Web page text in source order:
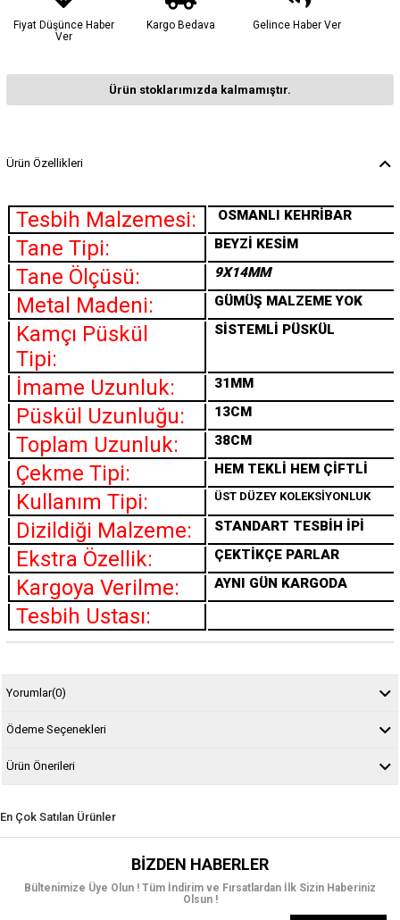
Fiyat Düşünce Haber
Ver
Kargo Bedava Gelince Haber Ver
Ürün stoklarımızda kalmamıştır.
Ürün Özellikleri
Tesbih Malzemesi: OSMANLI KEHRİBAR
Tane Tipi: BEYZİ KESİM
Tane Ölçüsü: 9X14MM
Metal Madeni: GÜMÜŞ MALZEME YOK
Kamçı Püskül
Tipi:
SİSTEMLİ PÜSKÜL
İmame Uzunluk: 31MM
Püskül Uzunluğu: 13CM
Toplam Uzunluk: 38CM
Çekme Tipi: HEM TEKLİ HEM ÇİFTLİ
Kullanım Tipi: ÜST DÜZEY KOLEKSİYONLUK
Dizildiği Malzeme: STANDART TESBİH İPİ
Ekstra Özellik: ÇEKTİKÇE PARLAR
Kargoya Verilme: AYNI GÜN KARGODA
Tesbih Ustası:
Yorumlar(0)
Ödeme Seçenekleri
Ürün Önerileri
En Çok Satılan Ürünler
BIZDEN HABERLER
Bültenimize Üye Olun ! Tüm İndirim ve Fırsatlardan İlk Sizin Haberiniz
Olsun !